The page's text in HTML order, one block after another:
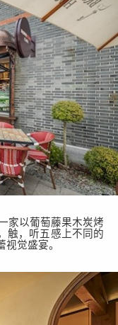
家以葡萄藤果木炭烤
触，听五感上不同的
觉盛宴。